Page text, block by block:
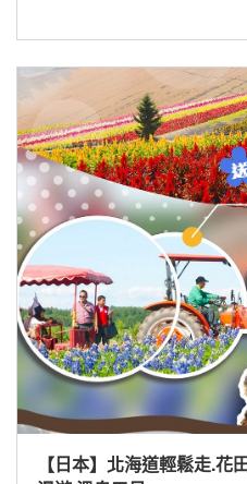
2026/9/17
★長榮航空★超值行程★
【南亞】馬航愛馬仕-珍愛
2026/10/16.30、11/13.27、